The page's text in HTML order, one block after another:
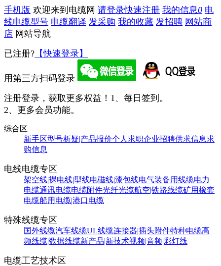
手机版 欢迎来到电缆网 请登录快速注册 我的信息0 电
线电缆型号 电缆翻译 发采购 我的收藏 发招聘 网站商
店 网站导航
已注册? 【快速登录】
用第三方扫码登录
注册登录，获取更多权益！ 1、每日签到。
2、更多会员功能。
综合区
新手区型号析疑|产品报价个人求职企业招聘供求信息求
购信息
电线电缆专区
架空线|裸电线|型线电磁线|漆包线电气装备用线缆电力
电缆通讯电缆电缆附件光纤光缆航空|铁路线缆矿用橡套
电缆船用电缆|港口电缆
特殊线缆专区
国外线缆汽车线缆UL线缆连接器|插头附件特种电缆高
频线缆|数据线缆新产品|新技术视频|音频|彩灯线
电缆工艺技术区